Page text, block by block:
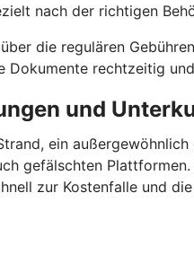
nach der richtigen
die regulären
Dokumente rechtzeitig
und
ein
gefälschten
zur Kostenfalle und